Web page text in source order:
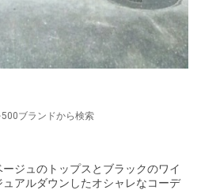
ブランドから検索
ジュのトップスとブラックのワイ
ュアルダウンしたオシャレなコーデ